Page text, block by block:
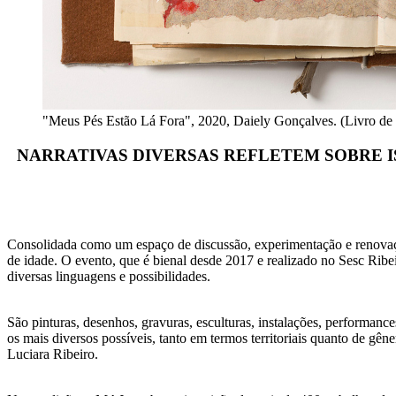
"Meus Pés Estão Lá Fora", 2020, Daiely Gonçalves. (Livro de
NARRATIVAS DIVERSAS REFLETEM SOBRE
Consolidada como um espaço de discussão, experimentação e
de idade. O evento, que é bienal desde 2017 e realizado no Sesc
diversas linguagens e possibilidades.
São pinturas, desenhos, gravuras, esculturas, instalações,
os mais diversos possíveis, tanto em termos territoriais quanto de
Luciara Ribeiro.